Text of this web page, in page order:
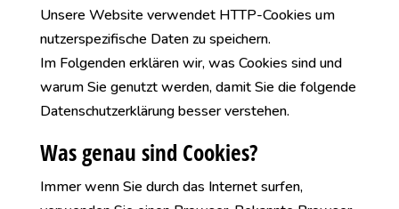
Unsere Website verwendet HTTP-Cookies um
nutzerspezifische Daten zu speichern.
Im Folgenden erklären wir, was Cookies sind und
warum Sie genutzt werden, damit Sie die folgende
Datenschutzerklärung besser verstehen.
Was genau sind Cookies?
Immer wenn Sie durch das Internet surfen,